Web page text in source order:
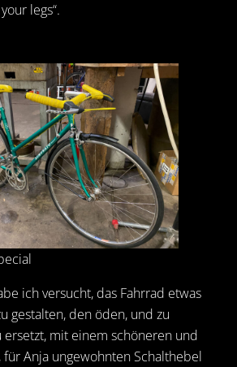
legs“.
ich versucht, das Fahrrad etwas
gestalten, den öden, und zu
ersetzt, mit einem schöneren und
für Anja ungewohnten Schalthebel